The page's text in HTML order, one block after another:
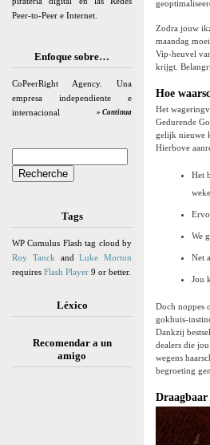
Peer-to-Peer e Internet.
Enfoque sobre…
CoPeerRight Agency. Una
empresa independiente e
internacional
» Continua
Tags
WP Cumulus Flash tag cloud by
Roy Tanck andLuke Morton
requires Flash Player 9 or better.
Léxico
Recomendar a un
amigo
Zodra jouw
maandag
Vip-heuvel
krijgt.
Hoe
Het
Gedurende
gelijk nieuwe
Hierbove
Het
We
Net
Jou
Doch noppes
gokhuis-
Dankzij
dealers die
wegens
begroeting